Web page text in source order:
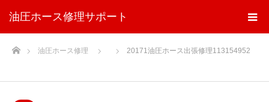
油圧ホース修理サポート
ホーム油圧ホース修理 20171油圧ホース出張修理113154952